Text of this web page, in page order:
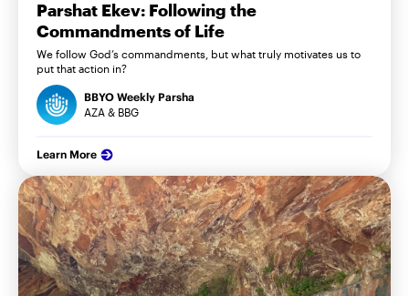
Parshat Ekev: Following the
Commandments of Life
We follow God’s commandments, but what truly motivates us to
put that action in?
BBYO Weekly Parsha
AZA & BBG
Learn More